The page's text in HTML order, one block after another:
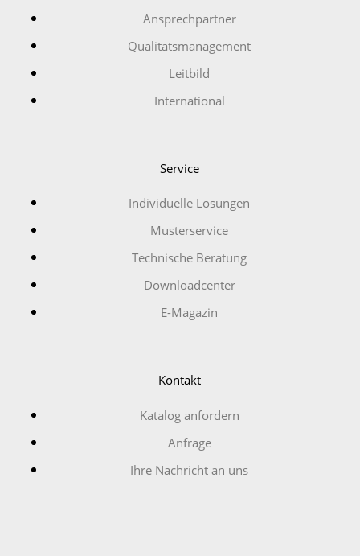
Ansprechpartner
Qualitätsmanagement
Leitbild
International
Service
Individuelle Lösungen
Musterservice
Technische Beratung
Downloadcenter
E-Magazin
Kontakt
Katalog anfordern
Anfrage
Ihre Nachricht an uns